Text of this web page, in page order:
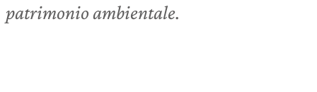
patrimonio ambientale.